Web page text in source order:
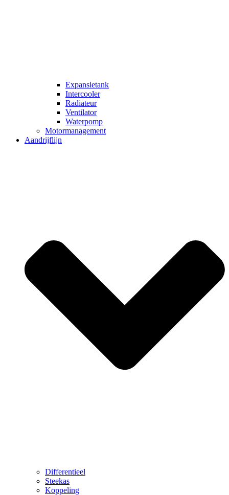
Expansietank
Intercooler
Radiateur
Ventilator
Waterpomp
Motormanagement
Aandrijflijn
Differentieel
Steekas
Koppeling